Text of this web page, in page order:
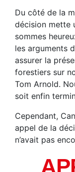
Du côté de la
décision mette
sommes
les arguments
assurer la
forestiers sur
Tom Arnold.
soit enfin
Cependant,
appel de la
n’avait pas